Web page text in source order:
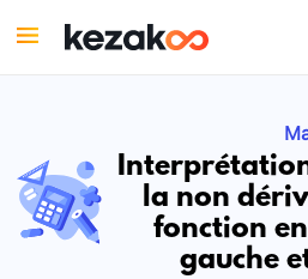
la non
fonction
gauche